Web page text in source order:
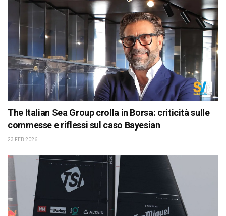
The Italian Sea Group crolla in Borsa: criticità sulle
commesse e riflessi sul caso Bayesian
23 FEB 2026